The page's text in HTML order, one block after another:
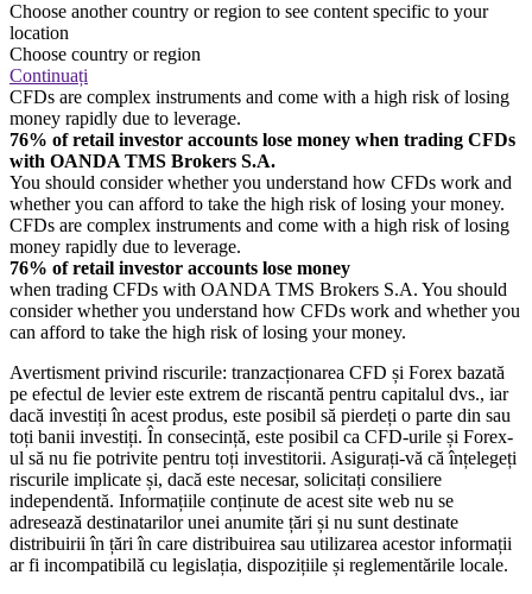
Choose another country or region to see content specific to your
location
Choose country or region
Continuați
CFDs are complex instruments and come with a high risk of losing
money rapidly due to leverage.
76% of retail investor accounts lose money when trading CFDs
with OANDA TMS Brokers S.A.
You should consider whether you understand how CFDs work and
whether you can afford to take the high risk of losing your money.
CFDs are complex instruments and come with a high risk of losing
money rapidly due to leverage.
76% of retail investor accounts lose money
when trading CFDs with OANDA TMS Brokers S.A. You should
consider whether you understand how CFDs work and whether you
can afford to take the high risk of losing your money.
Avertisment privind riscurile: tranzacționarea CFD și Forex bazată
pe efectul de levier este extrem de riscantă pentru capitalul dvs., iar
dacă investiți în acest produs, este posibil să pierdeți o parte din sau
toți banii investiți. În consecință, este posibil ca CFD-urile și Forex-
ul să nu fie potrivite pentru toți investitorii. Asigurați-vă că înțelegeți
riscurile implicate și, dacă este necesar, solicitați consiliere
independentă. Informațiile conținute de acest site web nu se
adresează destinatarilor unei anumite țări și nu sunt destinate
distribuirii în țări în care distribuirea sau utilizarea acestor informații
ar fi incompatibilă cu legislația, dispozițiile și reglementările locale.